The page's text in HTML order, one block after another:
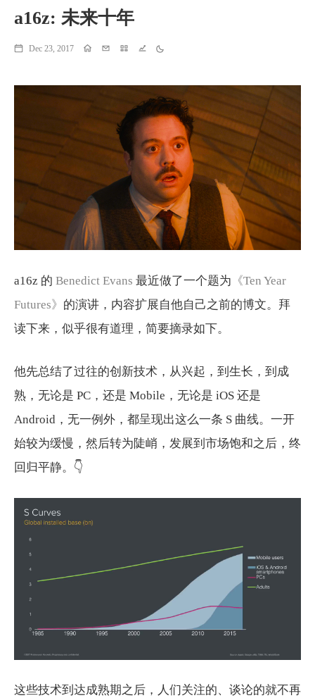
a16z: 未来十年
Dec 23, 2017 Home Email ProjectsRunning
a16z 的 Benedict Evans 最近做了一个题为 《Ten Year
Futures》 的演讲，内容扩展自他自己之前的博文。拜
读下来，似乎很有道理，简要摘录如下。
他先总结了过往的创新技术，从兴起，到生长，到成
熟，无论是 PC，还是 Mobile，无论是 iOS 还是
Android，无一例外，都呈现出这么一条 S 曲线。一开
始较为缓慢，然后转为陡峭，发展到市场饱和之后，终
回归平静。👇
这些技术到达成熟期之后，人们关注的、谈论的就不再